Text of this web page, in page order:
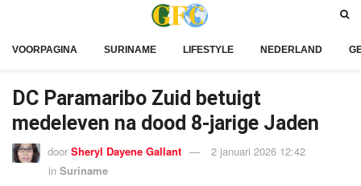
VOORPAGINA SURINAME LIFESTYLE NEDERLAND
DC Paramaribo Zuid betuigt
medeleven na dood 8-jarige Jaden
door Sheryl Dayene Gallant
2 januari 2026 12:42
in Suriname